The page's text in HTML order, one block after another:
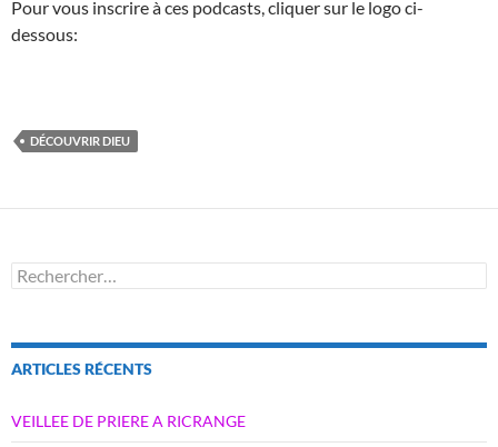
Pour vous inscrire à ces podcasts, cliquer sur le logo ci-
dessous:
DÉCOUVRIR DIEU
Rechercher :
ARTICLES RÉCENTS
VEILLEE DE PRIERE A RICRANGE